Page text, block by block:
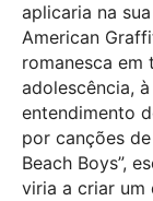
aplicaria na
American
romanesca em
adolescência,
entendimento
por canções
Beach Boys”,
viria a criar um